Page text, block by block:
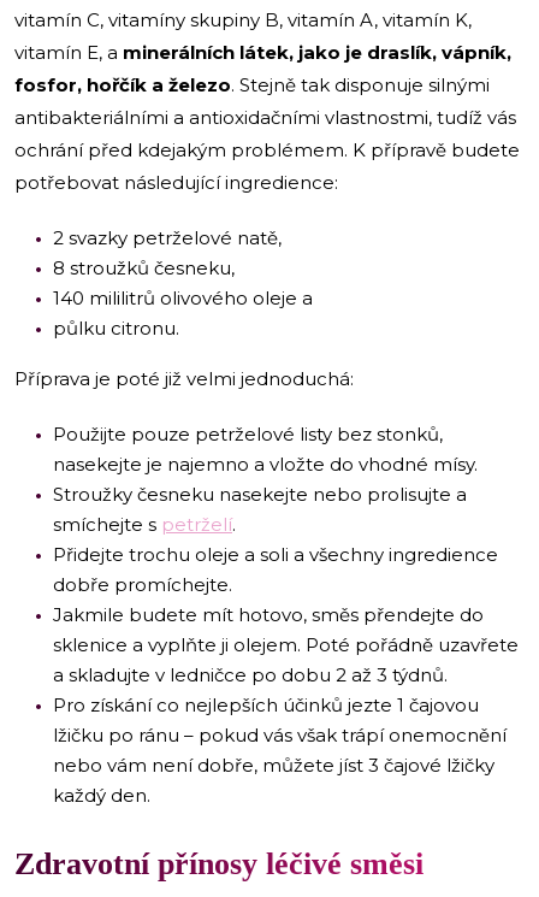
vitamín C, vitamíny skupiny B, vitamín A, vitamín K,
vitamín E, a minerálních látek, jako je draslík, vápník,
fosfor, hořčík a železo. Stejně tak disponuje silnými
antibakteriálními a antioxidačními vlastnostmi, tudíž vás
ochrání před kdejakým problémem. K přípravě budete
potřebovat následující ingredience:
2 svazky petrželové natě,
8 stroužků česneku,
140 mililitrů olivového oleje a
půlku citronu.
Příprava je poté již velmi jednoduchá:
Použijte pouze petrželové listy bez stonků,
nasekejte je najemno a vložte do vhodné mísy.
Stroužky česneku nasekejte nebo prolisujte a
smíchejte s petrželí.
Přidejte trochu oleje a soli a všechny ingredience
dobře promíchejte.
Jakmile budete mít hotovo, směs přendejte do
sklenice a vyplňte ji olejem. Poté pořádně uzavřete
a skladujte v ledničce po dobu 2 až 3 týdnů.
Pro získání co nejlepších účinků jezte 1 čajovou
lžičku po ránu – pokud vás však trápí onemocnění
nebo vám není dobře, můžete jíst 3 čajové lžičky
každý den.
Zdravotní přínosy léčivé směsi